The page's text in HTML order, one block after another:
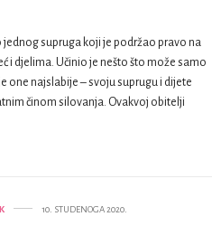
supruga koji je podržao pravo na
i djelima. Učinio je nešto što može samo
one najslabije – svoju suprugu i dijete
činom silovanja. Ovakvoj obitelji
10. STUDENOGA 2020.